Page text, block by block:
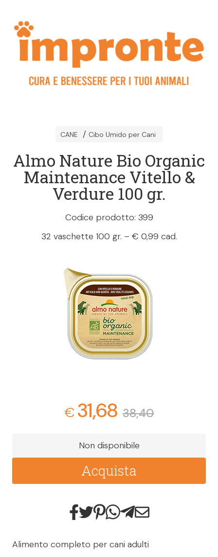
CANE Cibo Umido per Cani
Almo Nature Bio Organic
Maintenance Vitello &
Verdure 100 gr.
Codice prodotto: 399
32 vaschette 100 gr. – € 0,99 cad.
€31,68 38,40
Non disponibile
Acquista
Alimento completo per cani adulti